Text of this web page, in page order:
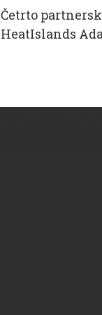
Četrto
HeatIslands